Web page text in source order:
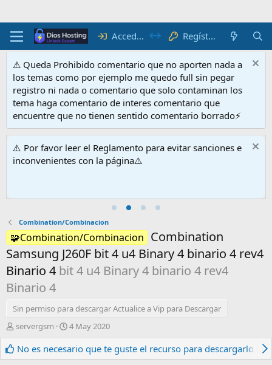
Acceder Regístrate
⚠ Queda Prohibido comentario que no aporten nada a
los temas como por ejemplo me quedo full sin pegar
registro ni nada o comentario que solo contaminan los
tema haga comentario de interes comentario que
encuentre que no tienen sentido comentario borrado⚡
⚠️ Por favor leer el Reglamento para evitar sanciones e
inconvenientes con la página⚠️
Combination/Combinacion
🧩Combination/Combinacion Combination
Samsung J260F bit 4 u4 Binary 4 binario 4 rev4
Binario 4 bit 4 u4 Binary 4 binario 4 rev4
Binario 4
Sin permiso para descargar Actualice a Vip para Descargar
A
t
o
servergsm
F
c
h
4 May 2020
No es necesario que te guste el recurso para descargarlo.